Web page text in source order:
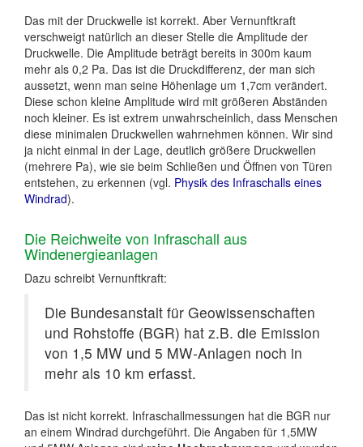
Das mit der Druckwelle ist korrekt. Aber Vernunftkraft
verschweigt natürlich an dieser Stelle die Amplitude der
Druckwelle. Die Amplitude beträgt bereits in 300m kaum
mehr als 0,2 Pa. Das ist die Druckdifferenz, der man sich
aussetzt, wenn man seine Höhenlage um 1,7cm verändert.
Diese schon kleine Amplitude wird mit größeren Abständen
noch kleiner. Es ist extrem unwahrscheinlich, dass Menschen
diese minimalen Druckwellen wahrnehmen können. Wir sind
ja nicht einmal in der Lage, deutlich größere Druckwellen
(mehrere Pa), wie sie beim Schließen und Öffnen von Türen
entstehen, zu erkennen (vgl. Physik des Infraschalls eines
Windrad).
Die Reichweite von Infraschall aus
Windenergieanlagen
Dazu schreibt Vernunftkraft:
Die Bundesanstalt für Geowissenschaften
und Rohstoffe (BGR) hat z.B. die Emission
von 1,5 MW und 5 MW-Anlagen noch in
mehr als 10 km erfasst.
Das ist nicht korrekt. Infraschallmessungen hat die BGR nur
an einem Windrad durchgeführt. Die Angaben für 1,5MW